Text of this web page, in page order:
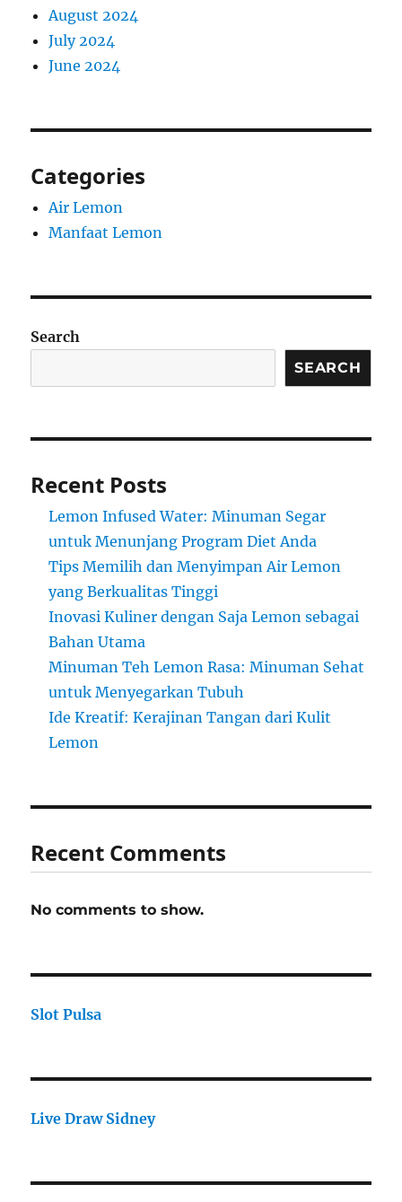
August 2024
July 2024
June 2024
Categories
Air Lemon
Manfaat Lemon
Search
SEARCH
Recent Posts
Lemon Infused Water: Minuman Segar
untuk Menunjang Program Diet Anda
Tips Memilih dan Menyimpan Air Lemon
yang Berkualitas Tinggi
Inovasi Kuliner dengan Saja Lemon sebagai
Bahan Utama
Minuman Teh Lemon Rasa: Minuman Sehat
untuk Menyegarkan Tubuh
Ide Kreatif: Kerajinan Tangan dari Kulit
Lemon
Recent Comments
No comments to show.
Slot Pulsa
Live Draw Sidney